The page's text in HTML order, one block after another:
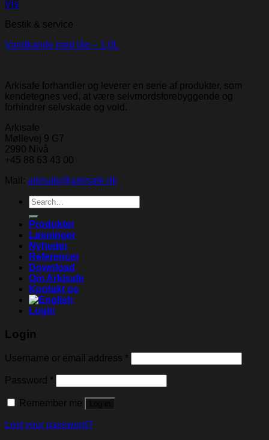
Vis
Bestik & service
Vandkande med låg – 1,0L
Arkisafe forhandler og leverer en serie af produkter, som
kendetegnes ved, at være selvmordsforebyggende og
forhindrer selvskade og vold.
Arkisafe
Møllevej 9 G7
2990 Nivå
+45 88 63 43 00
Mail: arkisafe@arkisafe.dk
Search
for:
Produkter
Løsninger
Nyheder
Referencer
Download
Om Arkisafe
Kontakt os
Login
Login
Username or email address *
Password *
Remember me
Lost your password?